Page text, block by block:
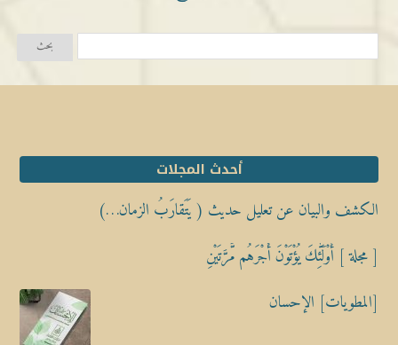
أحدث المجلات
الكشف والبيان عن تعليل حديث ( يَتَقارَبُ الزمان…)
[ مجلة ] أُوْلَٰٓئِكَ يُؤْتَوْنَ أَجْرَهُم مَّرَّتَيْنِ
[المطويات] الإحسان